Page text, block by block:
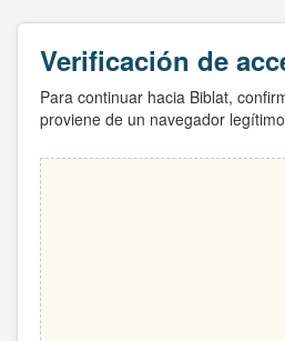
Verificación de
Para continuar hacia Biblat,
proviene de un navegador